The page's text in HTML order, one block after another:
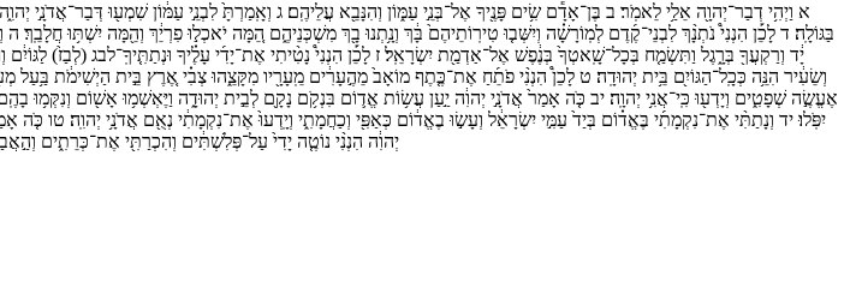
א וַיְהִ֥י דְבַר־יְהוָ֖ה אֵלַ֥י לֵאמֹֽר׃ ב בֶּן־אָדָ֕ם שִׂ֥ים פָּנֶ֖יךָ אֶל־בְּנֵ֣י עַמּ֑וֹן וְהִנָּבֵ֖א עֲלֵיהֶֽם׃ ג וְאָֽמַרְתָּ֙ לִבְנֵ֣י עַמּ֔וֹן שִׁמְע֖וּ דְּבַר־אֲדֹנָ֣י יְהוִ֑ה
בַּגּוֹלָֽה׃ ד לָכֵ֡ן הִנְנִי֩ נֹתְנָ֨ךְ לִבְנֵי־קֶ֜דֶם לְמֽוֹרָשָׁ֗ה וְיִשְּׁב֤וּ טִירֽוֹתֵיהֶם֙ בָּ֔ךְ וְנָ֥תְנוּ בָ֖ךְ מִשְׁכְּנֵיהֶ֑ם הֵ֚מָּה יֹאכְל֣וּ פִרְיֵ֔ךְ וְהֵ֖מָּה יִשְׁתּ֥וּ חֲלָבֵֽךְ׃ ה
יָ֔ד וְרַקְעֲךָ֖ בְּרָ֑גֶל וַתִּשְׂמַ֤ח בְּכָל־שָֽׁאטְךָ֙ בְּנֶ֔פֶשׁ אֶל־אַדְמַ֖ת יִשְׂרָאֵֽל׃ ז לָכֵ֡ן הִנְנִי֩ נָטִ֨יתִי אֶת־יָדִ֜י עָלֶ֗יךָ וּנְתַתִּ֤יךָֽ־לבג (לְבַז֙) לַגּוֹיִ֔ם
וְשֵׂעִ֔יר הִנֵּ֥ה כְּכָֽל־הַגּוֹיִ֖ם בֵּ֥ית יְהוּדָֽה׃ ט לָכֵן֩ הִנְנִ֨י פֹתֵ֜חַ אֶת־כֶּ֤תֶף מוֹאָב֙ מֵהֶ֣עָרִ֔ים מֵֽעָרָ֖יו מִקָּצֵ֑הוּ צְבִ֗י אֶ֚רֶץ בֵּ֣ית הַיְשִׁימֹ֔ת בַּ֥עַל
אֶעֱשֶׂ֣ה שְׁפָטִ֑ים וְיָדְע֖וּ כִּֽי־אֲנִ֥י יְהוָֽה׃ יב כֹּ֤ה אָמַר֙ אֲדֹנָ֣י יְהוִ֔ה יַ֣עַן עֲשׂ֥וֹת אֱד֛וֹם בִּנְקֹ֥ם נָקָ֖ם לְבֵ֣ית יְהוּדָ֑ה וַיֶּאְשְׁמ֥וּ אָשׁ֖וֹם וְנִקְּמ֥וּ
יִפֹּֽלוּ׃ יד וְנָתַתִּ֨י אֶת־נִקְמָתִ֜י בֶּאֱד֗וֹם בְּיַד֙ עַמִּ֣י יִשְׂרָאֵ֔ל וְעָשׂ֣וּ בֶאֱד֔וֹם כְּאַפִּ֖י וְכַחֲמָתִ֑י וְיָֽדְעוּ֙ אֶת־נִקְמָתִ֔י נְאֻ֖ם אֲדֹנָ֥י יְהוִֽה׃ טו כֹּ֤ה
יְהוִ֔ה הִנְנִ֨י נוֹטֶ֤ה יָדִי֙ עַל־פְּלִשְׁתִּ֔ים וְהִכְרַתִּ֖י אֶת־כְּרֵתִ֑ים